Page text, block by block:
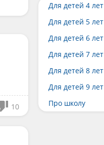
10
Для детей 4 лет
Для детей 5 лет
Для детей 6 лет
Для детей 7 лет
Для детей 8 лет
Для детей 9 лет
Про школу